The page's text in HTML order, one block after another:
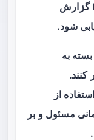
مرتبط را به تولیدکننده و به FDA گزارش
شود.
به
از
مسئول و بر